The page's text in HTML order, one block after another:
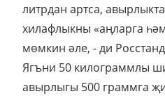
литрдан артса,
хилафлыкны «аңларга
мөмкин әле, - ди
Ягъни 50 килограммлы
авырлыгы 500 граммга